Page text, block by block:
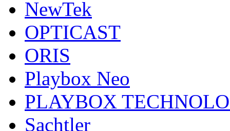
NewTek
OPTICAST
ORIS
Playbox Neo
PLAYBOX
Sachtler